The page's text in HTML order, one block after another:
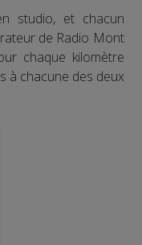
studio, et chacun
de Radio Mont
chaque kilomètre
à chacune des deux